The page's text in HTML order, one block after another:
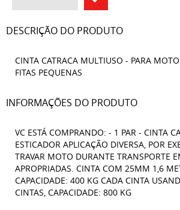
DESCRIÇÃO DO PRODUTO
CINTA CATRACA MULTIUSO - PARA
FITAS PEQUENAS
INFORMAÇÕES DO PRODUTO
VC ESTÁ COMPRANDO: - 1 PAR - CINTA
ESTICADOR APLICAÇÃO DIVERSA, POR
TRAVAR MOTO DURANTE TRANSPORTE
APROPRIADAS. CINTA COM 25MM 1,6
CAPACIDADE: 400 KG CADA CINTA
CINTAS, CAPACIDADE: 800 KG